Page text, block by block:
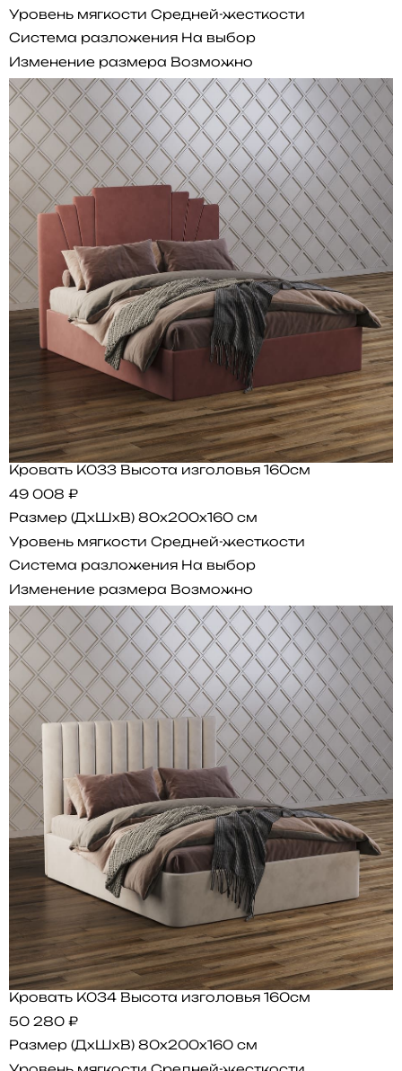
Уровень мягкости Средней-жесткости
Система разложения На выбор
Изменение размера Возможно
Кровать K033 Высота изголовья 160см
49 008 ₽
Размер (ДхШхВ) 80x200x160 см
Уровень мягкости Средней-жесткости
Система разложения На выбор
Изменение размера Возможно
Кровать K034 Высота изголовья 160см
50 280 ₽
Размер (ДхШхВ) 80x200x160 см